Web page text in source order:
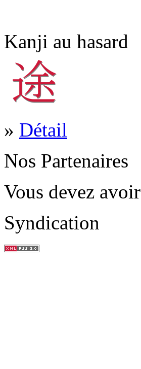
Kanji au hasard
» Détail
Nos Partenaires
Vous devez avoir
Syndication